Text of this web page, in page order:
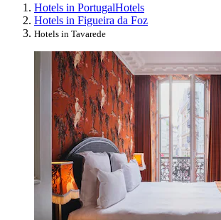
Hotels in PortugalHotels
Hotels in Figueira da Foz
Hotels in Tavarede